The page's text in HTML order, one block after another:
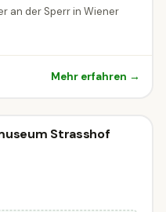
an der Sperr in Wiener
Mehr erfahren →
Strasshof